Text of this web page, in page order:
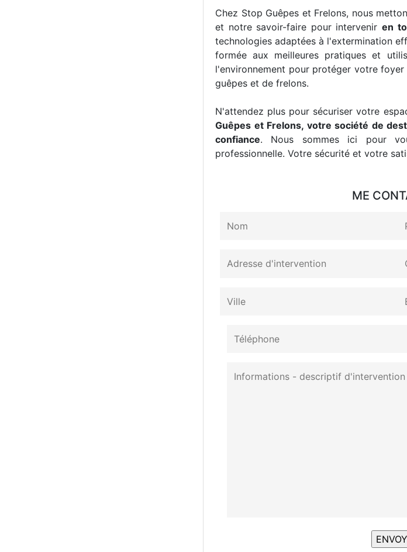
Chez Stop Guêpes et Frelons, nous
et notre savoir-faire pour intervenir en
technologies adaptées à l'extermination
formée aux meilleures pratiques et
l'environnement pour protéger votre
guêpes et de frelons.
N'attendez plus pour sécuriser votre
Guêpes et Frelons, votre société de
confiance. Nous sommes ici pour
professionnelle. Votre sécurité et votre
ME